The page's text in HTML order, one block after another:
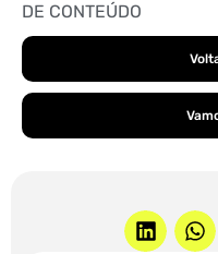
DE CONTEÚDO